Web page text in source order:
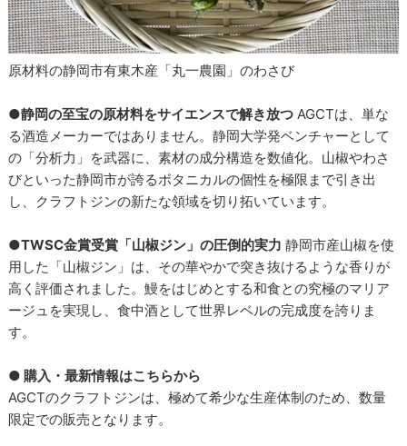
原材料の静岡市有東木産「丸一農園」のわさび
●静岡の至宝の原材料をサイエンスで解き放つ AGCTは、単な
る酒造メーカーではありません。静岡大学発ベンチャーとして
の「分析力」を武器に、素材の成分構造を数値化。山椒やわさ
びといった静岡市が誇るボタニカルの個性を極限まで引き出
し、クラフトジンの新たな領域を切り拓いています。
●TWSC金賞受賞「山椒ジン」の圧倒的実力 静岡市産山椒を使
用した「山椒ジン」は、その華やかで突き抜けるような香りが
高く評価されました。鰻をはじめとする和食との究極のマリア
ージュを実現し、食中酒として世界レベルの完成度を誇りま
す。
● 購入・最新情報はこちらから
AGCTのクラフトジンは、極めて希少な生産体制のため、数量
限定での販売となります。